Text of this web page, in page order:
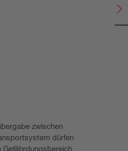
zwischen
dürfen